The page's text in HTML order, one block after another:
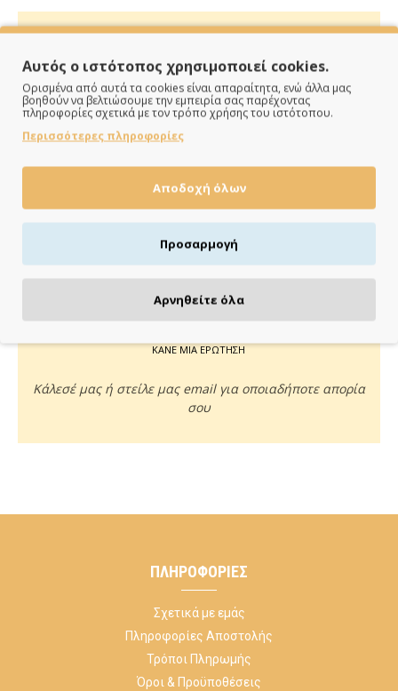
ΠΑΡΑΔΙΔΟΥΜΕ ΓΡΗΓΟΡΑ
Άμεση αποστολή της παραγγελίας σου σε 1 - 2 εργάσιμες
ΚΑΝΕ ΜΙΑ ΕΡΩΤΗΣΗ
Κάλεσέ μας ή στείλε μας email για οποιαδήποτε απορία
σου
ΠΛΗΡΟΦΟΡΊΕΣ
Σχετικά με εμάς
Πληροφορίες Αποστολής
Τρόποι Πληρωμής
Όροι & Προϋποθέσεις
Αυτός ο ιστότοπος χρησιμοποιεί cookies.
Ορισμένα από αυτά τα cookies είναι απαραίτητα, ενώ άλλα μας
βοηθούν να βελτιώσουμε την εμπειρία σας παρέχοντας
πληροφορίες σχετικά με τον τρόπο χρήσης του ιστότοπου.
Περισσότερες πληροφορίες
Αποδοχή όλων
Προσαρμογή
Αρνηθείτε όλα